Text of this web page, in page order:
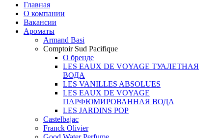
Главная
О компании
Вакансии
Ароматы
Armand Basi
Comptoir Sud Pacifique
О бренде
LES EAUX DE VOYAGE ТУАЛЕТНАЯ
ВОДА
LES VANILLES ABSOLUES
LES EAUX DE VOYAGE
ПАРФЮМИРОВАННАЯ ВОДА
LES JARDINS POP
Castelbajac
Franck Olivier